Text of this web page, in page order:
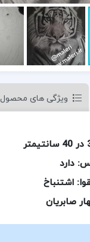
ویژگی های محصول
دارد
اشتنباخ
صابریان